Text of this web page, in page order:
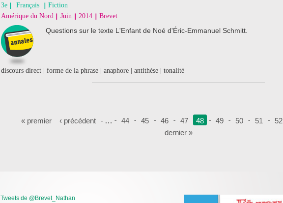
3e Français
Fiction
Amérique du Nord Juin 2014 Brevet
Questions sur le texte L'Enfant de Noé d'Éric-Emmanuel Schmitt.
discours direct | forme de la phrase | anaphore | antithèse | tonalité
Pages« premier ‹ précédent … 44 45 46 47 48 49 50 51 52
dernier »
Tweets de @Brevet_Nathan